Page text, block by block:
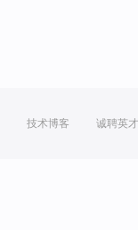
技术博客 诚聘英才